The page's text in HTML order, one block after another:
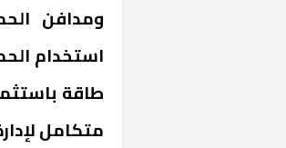
استخدام
متكامل